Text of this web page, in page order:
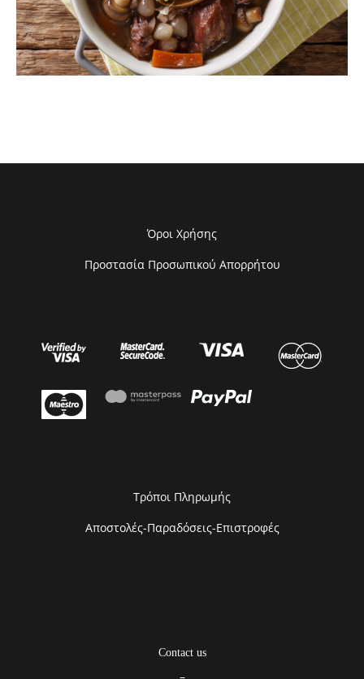
Όροι Χρήσης
Προστασία Προσωπικού Απορρήτου
Τρόποι Πληρωμής
Αποστολές-Παραδόσεις-Επιστροφές
Contact us
–